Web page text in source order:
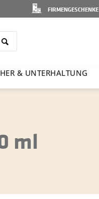
FIRMENGESCHENKE
& UNTER­HAL­TUNG
ml